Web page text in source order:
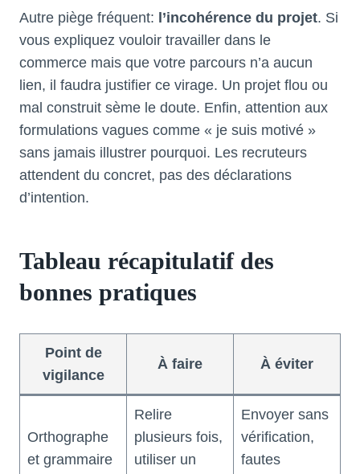
Autre piège fréquent: l’incohérence du projet. Si
vous expliquez vouloir travailler dans le
commerce mais que votre parcours n’a aucun
lien, il faudra justifier ce virage. Un projet flou ou
mal construit sème le doute. Enfin, attention aux
formulations vagues comme « je suis motivé »
sans jamais illustrer pourquoi. Les recruteurs
attendent du concret, pas des déclarations
d’intention.
Tableau récapitulatif des
bonnes pratiques
Point de
vigilance
À faire À éviter
Orthographe
et grammaire
Relire
plusieurs fois,
utiliser un
Envoyer sans
vérification,
fautes